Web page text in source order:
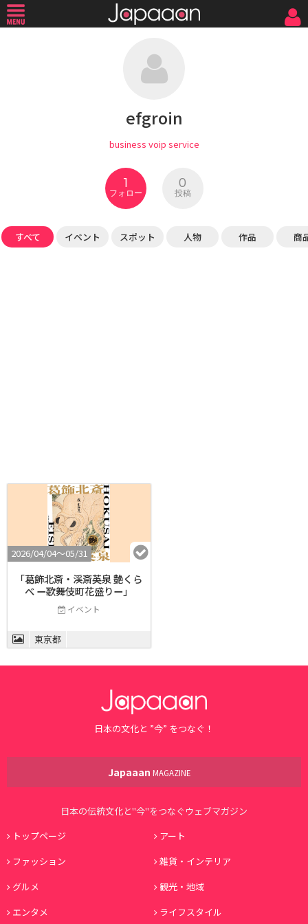
efgroin
business voip service
1
フォロー
0
投稿
すべて イベント スポット 人物 作品 商
2026/04/04〜05/31
「葛飾北斎・渓斎英泉 艶くら
べ ー歌舞伎町花盛りー」
イベント
東京都
日本の文化と ”今” をつなぐ！
Japaaan MAGAZINE
日本の伝統文化と"今"をつなぐウェブマガジン
トップページ
アート
ファッション
雑貨・インテリア
グルメ
観光・地域
エンタメ
ライフスタイル